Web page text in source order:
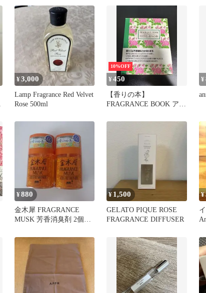
¥3,000
Lamp Fragrance Red Velvet
Rose 500ml
10%OFF
¥450
【香りの本】
FRAGRANCE BOOK アロ
¥
¥880
金木犀 FRAGRANCE
MUSK 芳香消臭剤 2個セ
¥ 1,500
GELATO PIQUE ROSE
FRAGRANCE DIFFUSER
¥